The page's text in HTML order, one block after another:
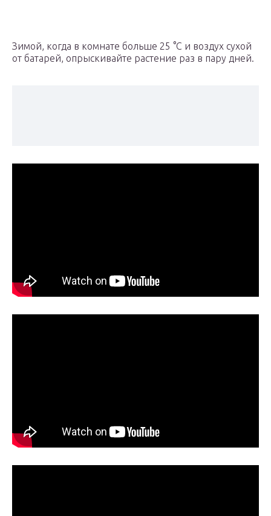
Зимой, когда в комнате больше 25 °С и воздух сухой
от батарей, опрыскивайте растение раз в пару дней.